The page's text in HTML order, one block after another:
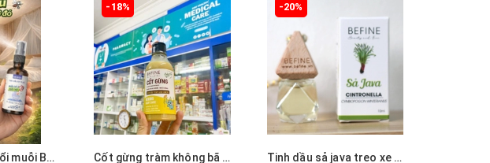
Tinh dầu xịt đuổi muỗi Bekids 50ml- Lưu hương bền lâu tới 6h
-18%
Cốt gừng tràm không bã Bekids Baby Care dùng cho tắm và ngâm chân nắp bật
-20%
Tinh dầu sả java treo xe ô tô 8ml